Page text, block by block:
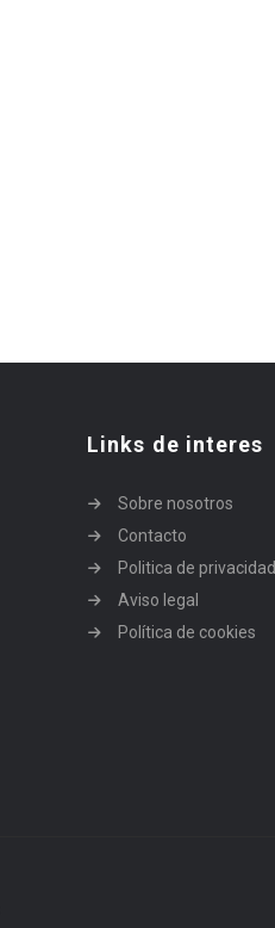
Links de interes
Sobre nosotros
Contacto
Politica de privacidad
Aviso legal
Política de cookies